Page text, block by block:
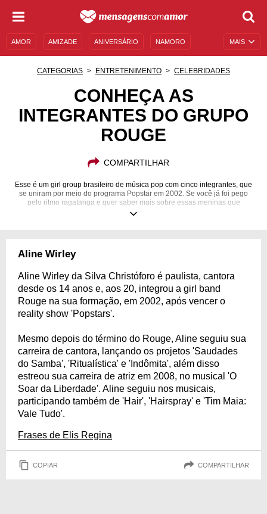
MAIS
AMOR AMIZADE ANIVERSÁRIO NAMORO
MENSAGENS E FRASES MENSAGENS DE ANIVERSÁRIO
FAMOSOS BÍBLIA
CATEGORIAS ENTRETENIMENTO CELEBRIDADES
CONHEÇA AS
INTEGRANTES DO GRUPO
ROUGE
COMPARTILHAR
Esse é um girl group brasileiro de música pop com cinco integrantes, que
se uniram por meio do programa Popstar em 2002. Se você já foi pego
pelo ritmo ragatanga e quer saber mais sobre essas meninas que
marcaram época, então você veio ao lugar certo! Veja mais sobre cada
Aline Wirley
Aline Wirley da Silva Christóforo é paulista, cantora
desde os 14 anos e, aos 20, integrou a girl band
Rouge na sua formação, em 2002, após vencer o
reality show 'Popstars'.
Mesmo depois do término do Rouge, Aline seguiu sua
carreira de cantora, lançando os projetos 'Saudades
do Samba', 'Ritualística' e 'Indômita', além disso
estreou sua carreira de atriz em 2008, no musical 'O
Soar da Liberdade'. Aline seguiu nos musicais,
participando também de 'Hair', 'Hairspray' e 'Tim Maia:
Vale Tudo'.
Frases de Elis Regina
COPIAR COMPARTILHAR